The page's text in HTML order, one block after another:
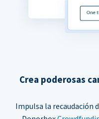
Crea poderosas
Impulsa la recaudación